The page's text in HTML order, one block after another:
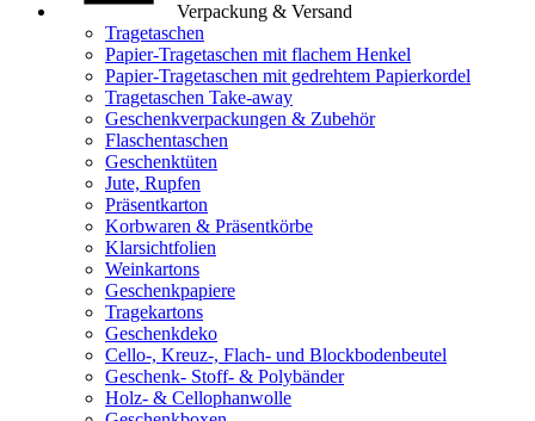
Verpackung & Versand
Tragetaschen
Papier-Tragetaschen mit flachem Henkel
Papier-Tragetaschen mit gedrehtem Papierkordel
Tragetaschen Take-away
Geschenkverpackungen & Zubehör
Flaschentaschen
Geschenktüten
Jute, Rupfen
Präsentkarton
Korbwaren & Präsentkörbe
Klarsichtfolien
Weinkartons
Geschenkpapiere
Tragekartons
Geschenkdeko
Cello-, Kreuz-, Flach- und Blockbodenbeutel
Geschenk- Stoff- & Polybänder
Holz- & Cellophanwolle